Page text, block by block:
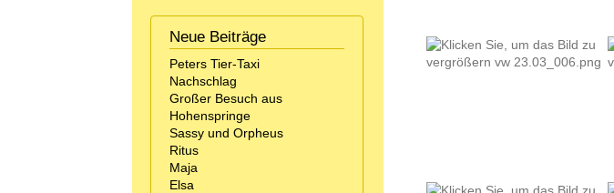
Neue Beiträge
Peters Tier-Taxi
Nachschlag
Großer Besuch aus
Hohenspringe
Sassy und Orpheus
Ritus
Maja
Elsa